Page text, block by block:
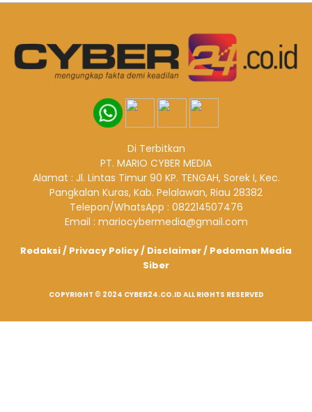
Di Terbitkan
PT. MARIO CYBER MEDIA
Alamat : Jl. Lintas Timur 90 KP. TENGAH, Sorek I, Kec.
Pangkalan Kuras, Kab. Pelalawan, Riau 28382
Telepon/WhatsApp : 082214507476
Email : mariocybermedia@gmail.com
Redaksi/ Privacy Policy/ Disclaimer/ Pedoman Media
Siber
COPYRIGHT © 2024 CYBER24.CO.ID ALL RIGHTS RESERVED